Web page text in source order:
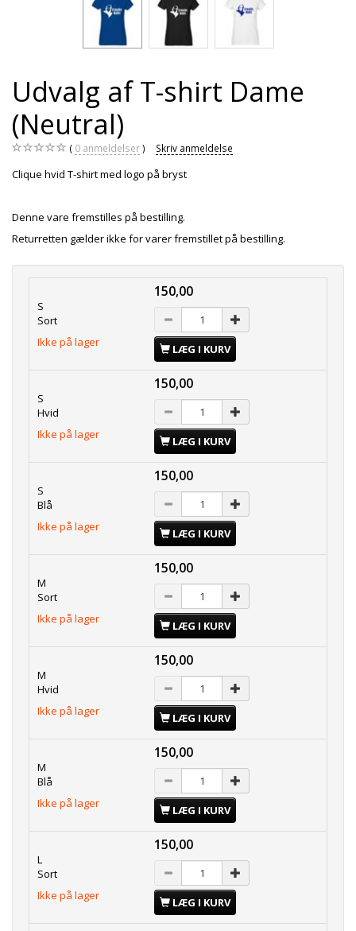
Udvalg af T-shirt Dame
(Neutral)
0 anmeldelser Skriv anmeldelse
Clique hvid T-shirt med logo på bryst
Denne vare fremstilles på bestilling.
Returretten gælder ikke for varer fremstillet på bestilling.
S
Sort
Ikke på lager
150,00
LÆG I KURV
S
Hvid
Ikke på lager
150,00
LÆG I KURV
S
Blå
Ikke på lager
150,00
LÆG I KURV
M
Sort
Ikke på lager
150,00
LÆG I KURV
M
Hvid
Ikke på lager
150,00
LÆG I KURV
M
Blå
Ikke på lager
150,00
LÆG I KURV
L
Sort
Ikke på lager
150,00
LÆG I KURV